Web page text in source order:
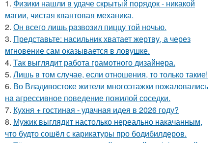
1. Физики нашли в удаче скрытый порядок - никакой
магии, чистая квантовая механика.
2. Он всего лишь развозил пиццу той ночью.
3. Представьте: насильник хватает жертву, а через
мгновение сам оказывается в ловушке.
4. Так выглядит работа грамотного дизайнера.
5. Лишь в том случае, если отношения, то только такие!
6. Во Владивостоке жители многоэтажки пожаловались
на агрессивное поведение пожилой соседки.
7. Кухня + гостиная - удачная идея в 2026 году?
8. Мужик выглядит настолько нереально накачанным,
что будто сошёл с карикатуры про бодибилдеров.